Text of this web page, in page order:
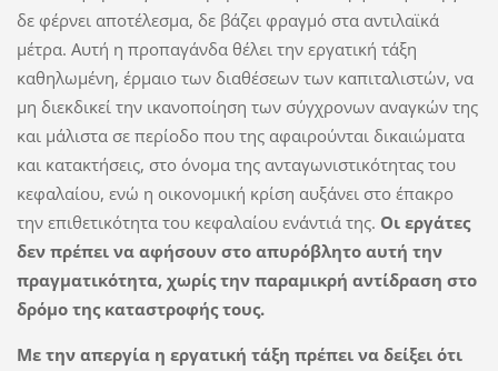
δε φέρνει αποτέλεσμα, δε βάζει φραγμό στα αντιλαϊκά
μέτρα. Αυτή η προπαγάνδα θέλει την εργατική τάξη
καθηλωμένη, έρμαιο των διαθέσεων των καπιταλιστών, να
μη διεκδικεί την ικανοποίηση των σύγχρονων αναγκών της
και μάλιστα σε περίοδο που της αφαιρούνται δικαιώματα
και κατακτήσεις, στο όνομα της ανταγωνιστικότητας του
κεφαλαίου, ενώ η οικονομική κρίση αυξάνει στο έπακρο
την επιθετικότητα του κεφαλαίου ενάντιά της. Οι εργάτες
δεν πρέπει να αφήσουν στο απυρόβλητο αυτή την
πραγματικότητα, χωρίς την παραμικρή αντίδραση στο
δρόμο της καταστροφής τους.
Με την απεργία η εργατική τάξη πρέπει να δείξει ότι